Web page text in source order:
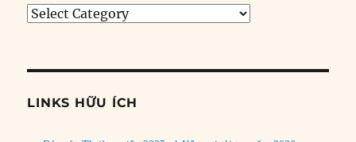
Tìm
đề
LINKS HỮU ÍCH